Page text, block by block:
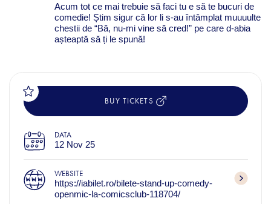
Acum tot ce mai trebuie să faci tu e să te bucuri de
comedie! Știm sigur că lor li s-au întâmplat muuuulte
chestii de “Bă, nu-mi vine să cred!” pe care d-abia
așteaptă să ți le spună!
BUY TICKETS
DATA
12 Nov 25
WEBSITE
https://iabilet.ro/bilete-stand-up-comedy-
openmic-la-comicsclub-118704/